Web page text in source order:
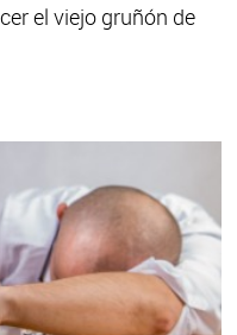
el viejo gruñón de